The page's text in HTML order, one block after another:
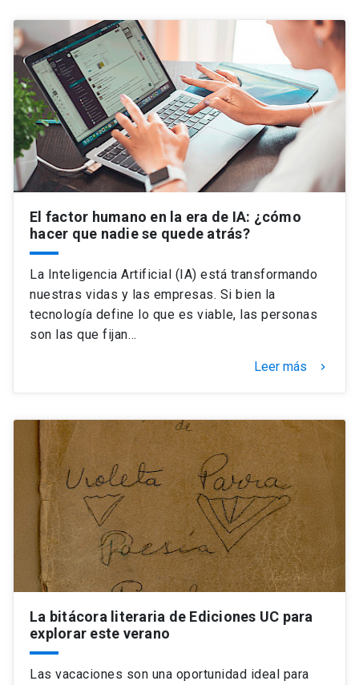
El factor humano en la era de IA: ¿cómo
hacer que nadie se quede atrás?
La Inteligencia Artificial (IA) está transformando
nuestras vidas y las empresas. Si bien la
tecnología define lo que es viable, las personas
son las que fijan…
Leer más keyboard_arrow_right
La bitácora literaria de Ediciones UC para
explorar este verano
Las vacaciones son una oportunidad ideal para